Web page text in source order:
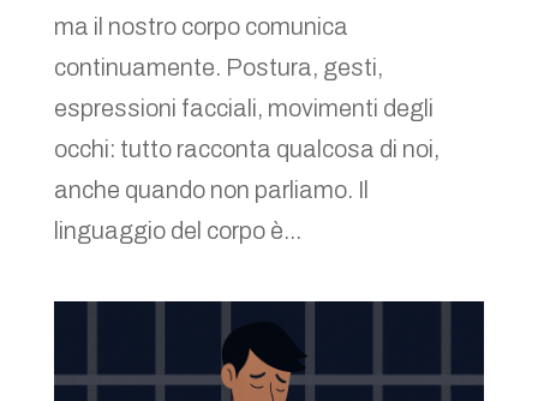
ma il nostro corpo comunica
continuamente. Postura, gesti,
espressioni facciali, movimenti degli
occhi: tutto racconta qualcosa di noi,
anche quando non parliamo. Il
linguaggio del corpo è...